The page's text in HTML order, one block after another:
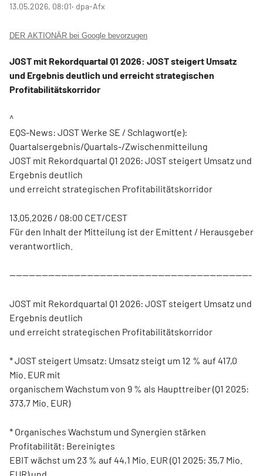
13.05.2026, 08:01‧ dpa-Afx
DER AKTIONÄR bei Google bevorzugen
JOST mit Rekordquartal Q1 2026: JOST steigert Umsatz
und Ergebnis deutlich und erreicht strategischen
Profitabilitätskorridor
^
EQS-News: JOST Werke SE / Schlagwort(e):
Quartalsergebnis/Quartals-/Zwischenmitteilung
JOST mit Rekordquartal Q1 2026: JOST steigert Umsatz und
Ergebnis deutlich
und erreicht strategischen Profitabilitätskorridor
13.05.2026 / 08:00 CET/CEST
Für den Inhalt der Mitteilung ist der Emittent / Herausgeber
verantwortlich.
---------------------------------------------------------------------------
JOST mit Rekordquartal Q1 2026: JOST steigert Umsatz und
Ergebnis deutlich
und erreicht strategischen Profitabilitätskorridor
* JOST steigert Umsatz: Umsatz steigt um 12 % auf 417,0
Mio. EUR mit
organischem Wachstum von 9 % als Haupttreiber (Q1 2025:
373,7 Mio. EUR)
* Organisches Wachstum und Synergien stärken
Profitabilität: Bereinigtes
EBIT wächst um 23 % auf 44,1 Mio. EUR (Q1 2025: 35,7 Mio.